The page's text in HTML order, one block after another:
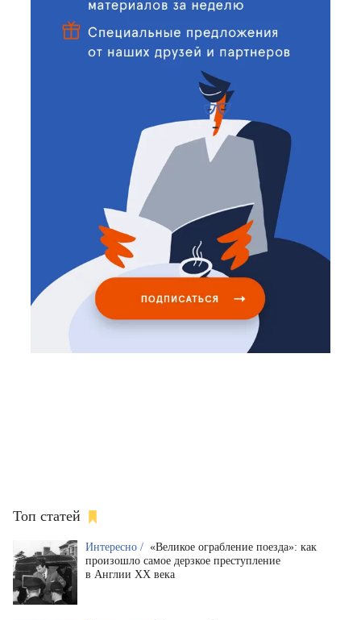
Топ статей
Интересно / «Великое ограбление поезда»: как
произошло самое дерзкое преступление
в Англии XX века